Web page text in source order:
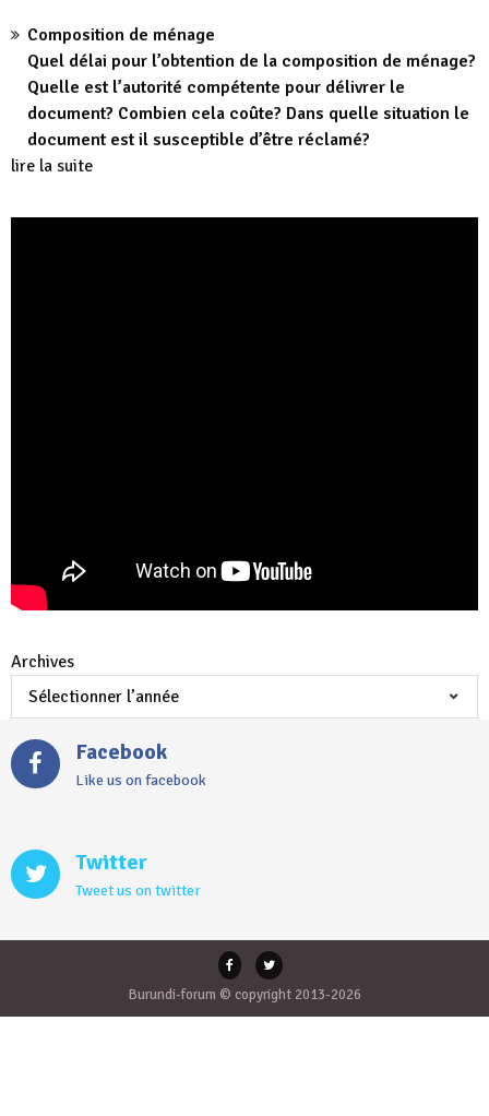
Composition de ménage
Quel délai pour l’obtention de la composition de ménage?
Quelle est l’autorité compétente pour délivrer le
document? Combien cela coûte? Dans quelle situation le
document est il susceptible d’être réclamé?
lire la suite
Archives
Facebook
Like us on facebook
Twitter
Tweet us on twitter
Burundi-forum © copyright 2013-2026